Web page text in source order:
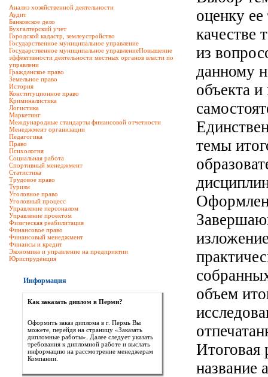
Анализ хозяйственной деятельности
Аудит
Банковское дело
Бухгалтерский учет
Городской кадастр, землеустройство
Государственное муниципальное управление
Государственное муниципальное управлениеПовышение
эффективности деятельности местных органов власти по
управлени
Гражданское право
Земельное право
История
Конституционное право
Криминалистика
Логистика
Маркетинг
Международные стандарты финансовой отчетности
Менеджмент организации
Педагогика
Право
Психология
Социальная работа
Спортивный менеджмент
Статистика
Трудовое право
Туризм
Уголовное право
Уголовный процесс
Управление персоналом
Управление проектом
Физическая реабилитация
Финансовое право
Финансовый менеджмент
Финансы и кредит
Экономика и управление на предприятии
Юриспруденция
Информация
Как заказать диплом в Перми?
Оформить заказ диплома в г. Пермь Вы
можете, перейдя на страницу «Заказать
дипломные работы». Далее следует указать
требования к дипломной работе и выслать
информацию на рассмотрение менеджерам
Компании.
оценку ее
качестве
из
данному
объекта
темы
объем
Итоговая
название